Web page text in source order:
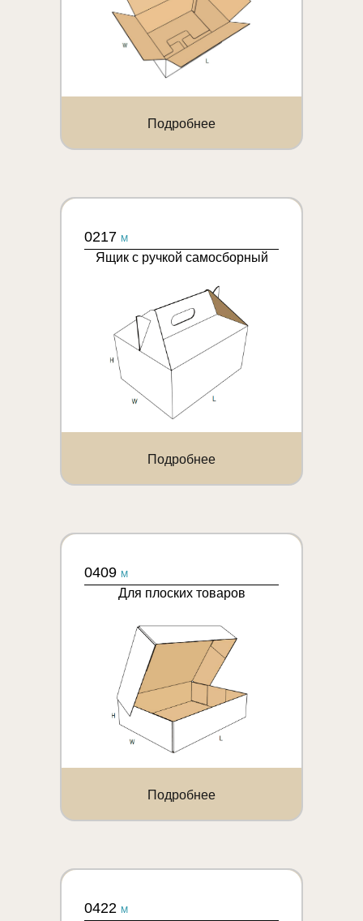
Подробнее
0217 M
Ящик с ручкой самосборный
Подробнее
0409 M
Для плоских товаров
Подробнее
0422 M